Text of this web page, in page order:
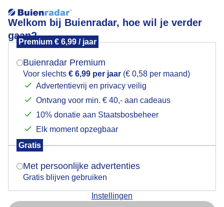
Welkom bij Buienradar, hoe wil je verder
gaan?
Premium € 6,99 / jaar
Buienradar Premium
Voor slechts € 6,99 per jaar (€ 0,58 per maand)
Advertentievrij en privacy veilig
Ontvang voor min. € 40,- aan cadeaus
10% donatie aan Staatsbosbeheer
Elk moment opzegbaar
Gratis
Met persoonlijke advertenties
Gratis blijven gebruiken
Instellingen
Strak blauwe lucht en zon boven de provincie
Groningen
De zon schijnt vanuit een strak blauwe lucht over het
Mogen we je locatie gebruiken voor het
Indien je hier nog geen akkoord op hebt gegeven,
verschijnt er zo een pop-up uit je browser waarin
Is goed, toon de popup
Nu niet, misschien later